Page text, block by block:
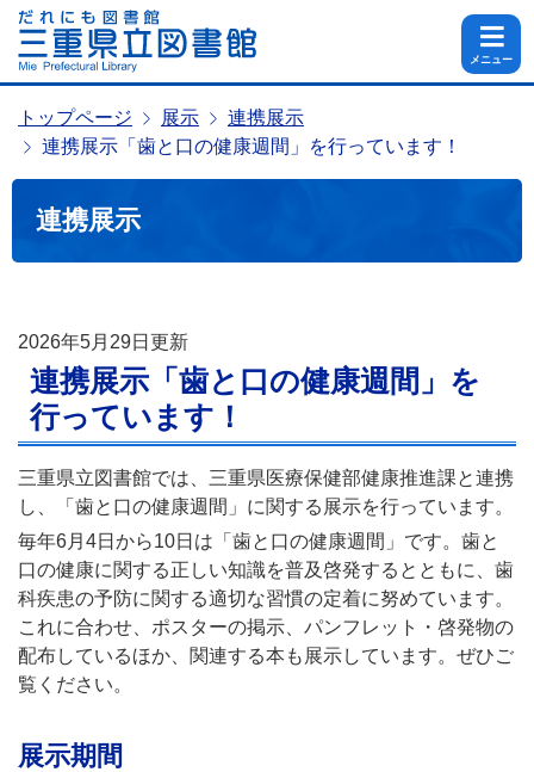
メニュー
トップページ 展示
連携展示
連携展示「歯と口の健康週間」を行っています！
連携展示
2026年5月29日 更新
連携展示「歯と口の健康週間」を
行っています！
三重県立図書館では、三重県医療保健部健康推進課と連携
し、「歯と口の健康週間」に関する展示を行っています。
毎年6月4日から10日は「歯と口の健康週間」です。歯と
口の健康に関する正しい知識を普及啓発するとともに、歯
科疾患の予防に関する適切な習慣の定着に努めています。
これに合わせ、ポスターの掲示、パンフレット・啓発物の
配布しているほか、関連する本も展示しています。ぜひご
覧ください。
展示期間